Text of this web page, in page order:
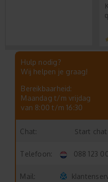
Hulp nodig?
Wij helpen je graag!
Bereikbaarheid:
Maandag t/m vrijdag
van 8:00 t/m 16:30
Chat: Start chat
Telefoon: 088 123
Mail: